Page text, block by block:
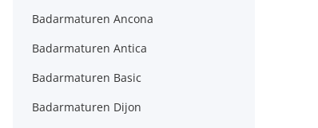
Badarmaturen Ancona
Badarmaturen Antica
Badarmaturen Basic
Badarmaturen Dijon